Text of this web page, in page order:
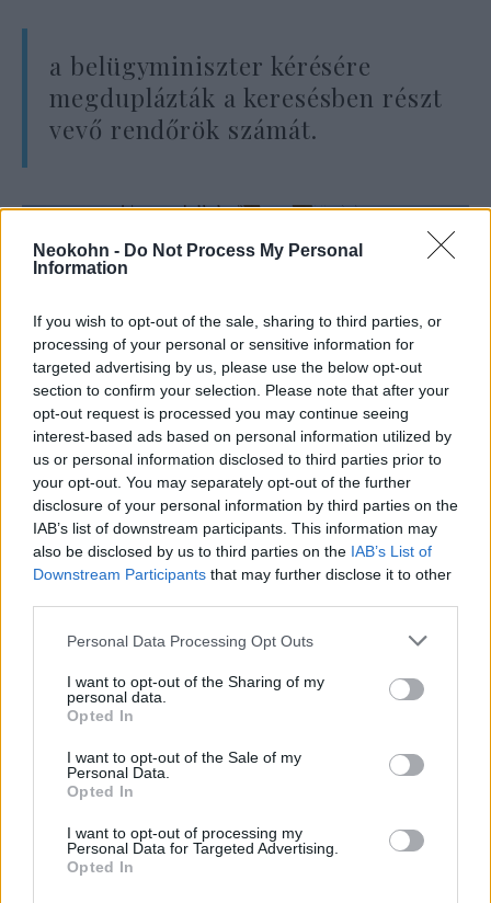
Neokohn - Do Not Process My Personal
Information
If you wish to opt-out of the sale, sharing to third parties, or
processing of your personal or sensitive information for
targeted advertising by us, please use the below opt-out
section to confirm your selection. Please note that after your
opt-out request is processed you may continue seeing
interest-based ads based on personal information utilized by
us or personal information disclosed to third parties prior to
your opt-out. You may separately opt-out of the further
disclosure of your personal information by third parties on the
IAB’s list of downstream participants. This information may
also be disclosed by us to third parties on the IAB’s List of
Downstream Participants that may further disclose it to other
Please note that this website/app uses one or more Google
not limited to your visit or usage behaviour. You may click to
grant or deny consent to Google and its third-party tags to
use your data for below specified purposes in below Google
consent section.
Personal Data Processing Opt Outs
I want to opt-out of the Sharing of my
personal data.
Opted In
I want to opt-out of the Sale of my
Personal Data.
Opted In
I want to opt-out of processing my
Personal Data for Targeted Advertising.
Opted In
a belügyminiszter kérésére
megduplázták a keresésben részt
vevő rendőrök számát.
A Clark Ádám úszódaru kiemeli a balesetben elsüllyedt Hableány
turistahajó roncsát a Margit hídnál 2019. június 11-én. Kép:
MTI/Mónus Márton
Gál Kristóf elmondta azt is, hogy hétfőn a
Viking Sigyn szállodahajó — egyéb okok
miatt — ismét Magyarországra érkezett, és a
rendőrség új szemlét tartott a hajón.
Hozzátette, hogy a szemle során olyan
bizonyítékot szereztek, amely vélhetően
teljesebb képet ad a történtekről.
A Hableányt üzemeltető Panorama Deck Kft.
közben közölte: saját halottjuknak tekintik a